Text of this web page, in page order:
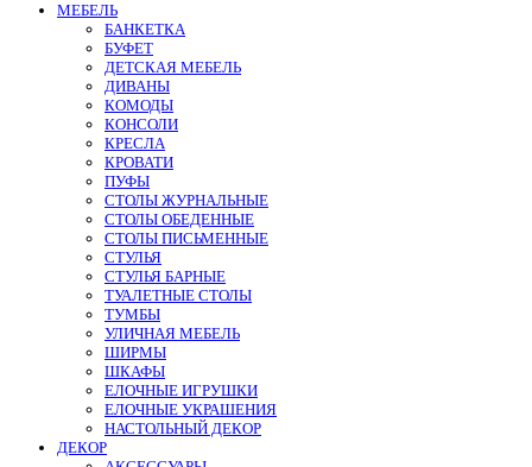
МЕБЕЛЬ
БАНКЕТКА
БУФЕТ
ДЕТСКАЯ МЕБЕЛЬ
ДИВАНЫ
КОМОДЫ
КОНСОЛИ
КРЕСЛА
КРОВАТИ
ПУФЫ
СТОЛЫ ЖУРНАЛЬНЫЕ
СТОЛЫ ОБЕДЕННЫЕ
СТОЛЫ ПИСЬМЕННЫЕ
СТУЛЬЯ
СТУЛЬЯ БАРНЫЕ
ТУАЛЕТНЫЕ СТОЛЫ
ТУМБЫ
УЛИЧНАЯ МЕБЕЛЬ
ШИРМЫ
ШКАФЫ
ЕЛОЧНЫЕ ИГРУШКИ
ЕЛОЧНЫЕ УКРАШЕНИЯ
НАСТОЛЬНЫЙ ДЕКОР
ДЕКОР